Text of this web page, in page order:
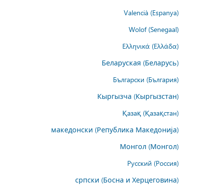
Valencià (Espanya)
Wolof (Senegaal)
Ελληνικά (Ελλάδα)
Беларуская (Беларусь)
Български (България)
Кыргызча (Кыргызстан)
Қазақ (Қазақстан)
македонски (Република Македонија)
Монгол (Монгол)
Русский (Россия)
српски (Босна и Херцеговина)